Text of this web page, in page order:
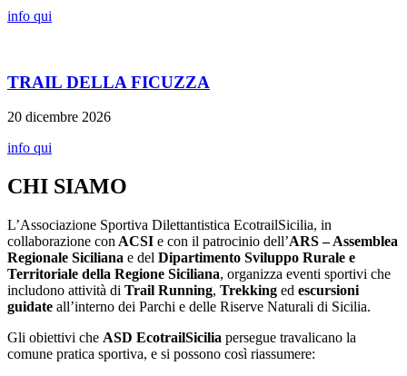
info qui
TRAIL DELLA FICUZZA
20 dicembre 2026
info qui
CHI SIAMO
L’Associazione Sportiva Dilettantistica EcotrailSicilia, in
collaborazione con ACSI e con il patrocinio dell’ARS – Assemblea
Regionale Siciliana e del Dipartimento Sviluppo Rurale e
Territoriale della Regione Siciliana, organizza eventi sportivi che
includono attività di Trail Running, Trekking ed escursioni
guidate all’interno dei Parchi e delle Riserve Naturali di Sicilia.
Gli obiettivi che ASD EcotrailSicilia persegue travalicano la
comune pratica sportiva, e si possono così riassumere: